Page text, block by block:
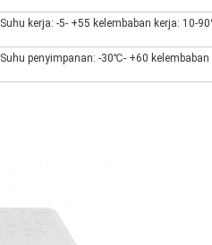
Suhu kerja: -5- +55 kelembaban kerja: 10-
Suhu penyimpanan: -30℃- +60